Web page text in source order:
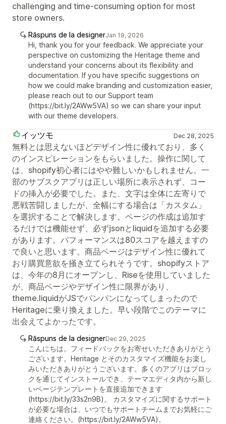
challenging and time-consuming option for most
store owners.
Răspuns de la designerJan 19, 2026
Hi, thank you for your feedback. We appreciate your
perspective on customizing the Heritage theme and
understand your concerns about its flexibility and
documentation. If you have specific suggestions on
how we could make branding and customization easier,
please reach out to our Support team
(https://bit.ly/2AWw5VA) so we can share your input
with our theme developers.
イッツモ Dec 28, 2025
無料とは思えないほどデザイン性に優れており、多く
のインスピレーションをもらいました。操作に関して
は、shopify初心者にはやや難しいかもしれません。一
部のサブスクアプリは正しい場所に表示されず、コー
ドの挿入が必要でした。また、文字は全体に左寄りで
悪戦苦闘しましたが、全幅にする場合は「カスタム」
を選択することで解決します。ページの作成は追加す
るだけでは機能せず、必ずjsonとliquidを追加する必要
があります。パフォーマンスは80スコアを越えますの
で良いと思います。商品ページはデザイン性に優れて
おり購買意欲を掻き立てられそうです。shopifyストア
は、今年の8月にオープンし、Riseを使用していました
が、商品ページやデザイン性に限界があり、
theme.liquidがJSでパンパンになってしまったので
Heritageに乗り換えました。早い段階でこのテーマに
出会えてよかったです。
Răspuns de la designerDec 29, 2025
こんにちは。フィードバックをお寄せいただきありがとう
ございます。Heritage とそのカスタマイズ機能をお楽し
みいただきありがとうございます。多くのアプリはブロッ
クを通じてインストールでき、テーマエディタ内から新し
いページテンプレートを直接追加できます
(https://bit.ly/33s2n9B)。 カスタマイズに関するサポート
が必要な場合は、いつでもサポートチームまでお気軽にご
連絡ください。(https://bit.ly/2AWw5VA)。